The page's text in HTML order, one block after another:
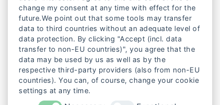
2010 bis 2014
Im März und Oktober 2010 nimmt Christa Stolle an den
Tagungen des Forums Frauen und Stiftungen teil.
10.000 Euro des Stiftungsvermögens werden in die
Genossenschaft »Schule macht Energie Tübingen«
investiert. Neben einer guten Verzinsung bietet das Projekt
den Vorteil, dass Bildungsarbeit zum Thema alternative
Energien gefördert wird. Das weitere Stiftungskapital ist
change my consent at any time with effect for the
future.We point out that some tools may transfer
data to third countries without an adequate level of
data protection. By clicking "Accept (incl. data
transfer to non-EU countries)", you agree that the
data may be used by us as well as by the
respective third-party providers (also from non-EU
countries). You can, of course, change your cookie
settings at any time.